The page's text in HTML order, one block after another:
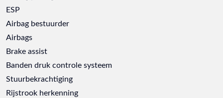
ESP
Airbag bestuurder
Airbags
Brake assist
Banden druk controle systeem
Stuurbekrachtiging
Rijstrook herkenning